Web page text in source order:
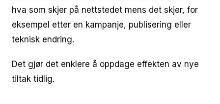
hva som skjer på nettstedet mens det skjer, for
eksempel etter en kampanje, publisering eller
teknisk endring.
Det gjør det enklere å oppdage effekten av nye
tiltak tidlig.